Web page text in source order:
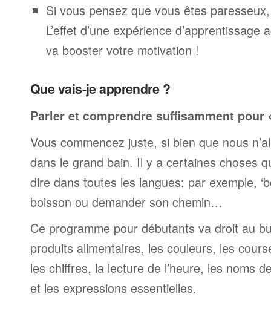
Si vous pensez que vous êtes
L’effet d’une expérience
va booster votre motivation !
Que vais-je apprendre ?
Parler et comprendre suffisamment pour
Vous commencez juste, si bien que nous
dans le grand bain. Il y a certaines choses
dire dans toutes les langues: par exemple,
boisson ou demander son chemin…
Ce programme pour débutants va droit au
produits alimentaires, les couleurs, les
les chiffres, la lecture de l’heure, les noms
et les expressions essentielles.